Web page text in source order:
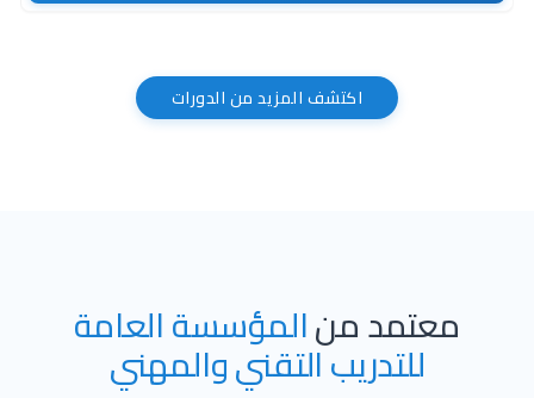
اكتشف المزيد من الدورات
معتمد منالمؤسسة العامة
للتدريب التقني والمهني